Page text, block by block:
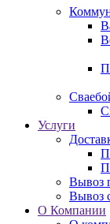
Услуги
Вывоз
Вывоз
О Компании